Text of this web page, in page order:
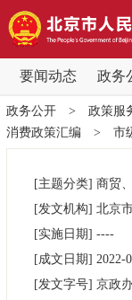
要闻动态 政务
要闻动态
党中央精神
各区热点
政务公开> 政策服
消费政策汇编 > 市
[主题分类] 商贸
[发文机构] 北京
[实施日期] ----
[成文日期] 2022-
[发文字号] 京政